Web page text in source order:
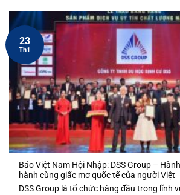
Báo Việt Nam Hội Nhập: DSS Group –
hành cùng giấc mơ quốc tế của người Việt
DSS Group là tổ chức hàng đầu trong lĩnh
23
Th1